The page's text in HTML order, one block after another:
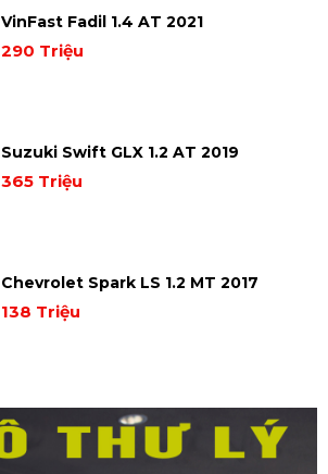
VinFast Fadil 1.4 AT 2021
290 Triệu
Suzuki Swift GLX 1.2 AT 2019
365 Triệu
Chevrolet Spark LS 1.2 MT 2017
138 Triệu